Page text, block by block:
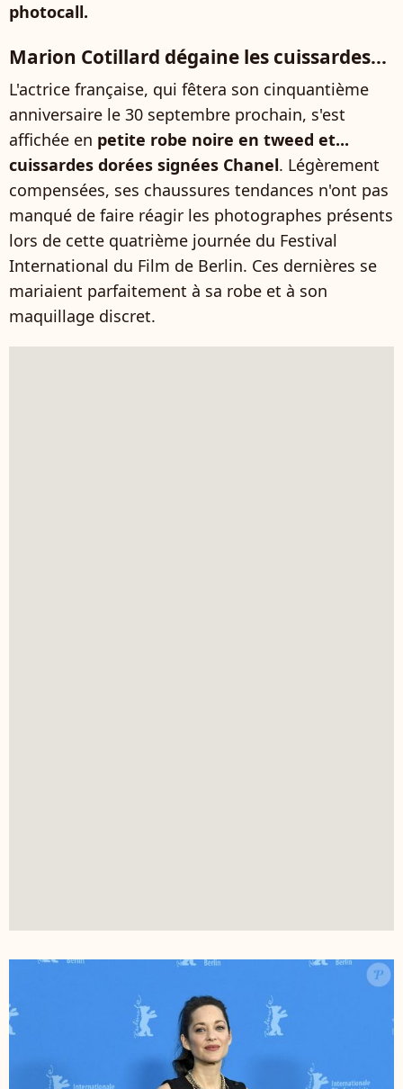
photocall.
Marion Cotillard dégaine les cuissardes...
L'actrice française, qui fêtera son cinquantième
anniversaire le 30 septembre prochain, s'est
affichée en petite robe noire en tweed et...
cuissardes dorées signées Chanel. Légèrement
compensées, ses chaussures tendances n'ont pas
manqué de faire réagir les photographes présents
lors de cette quatrième journée du Festival
International du Film de Berlin. Ces dernières se
mariaient parfaitement à sa robe et à son
maquillage discret.